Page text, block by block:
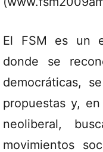
El FSM es un
donde se
democráticas,
propuestas y,
neoliberal,
movimientos